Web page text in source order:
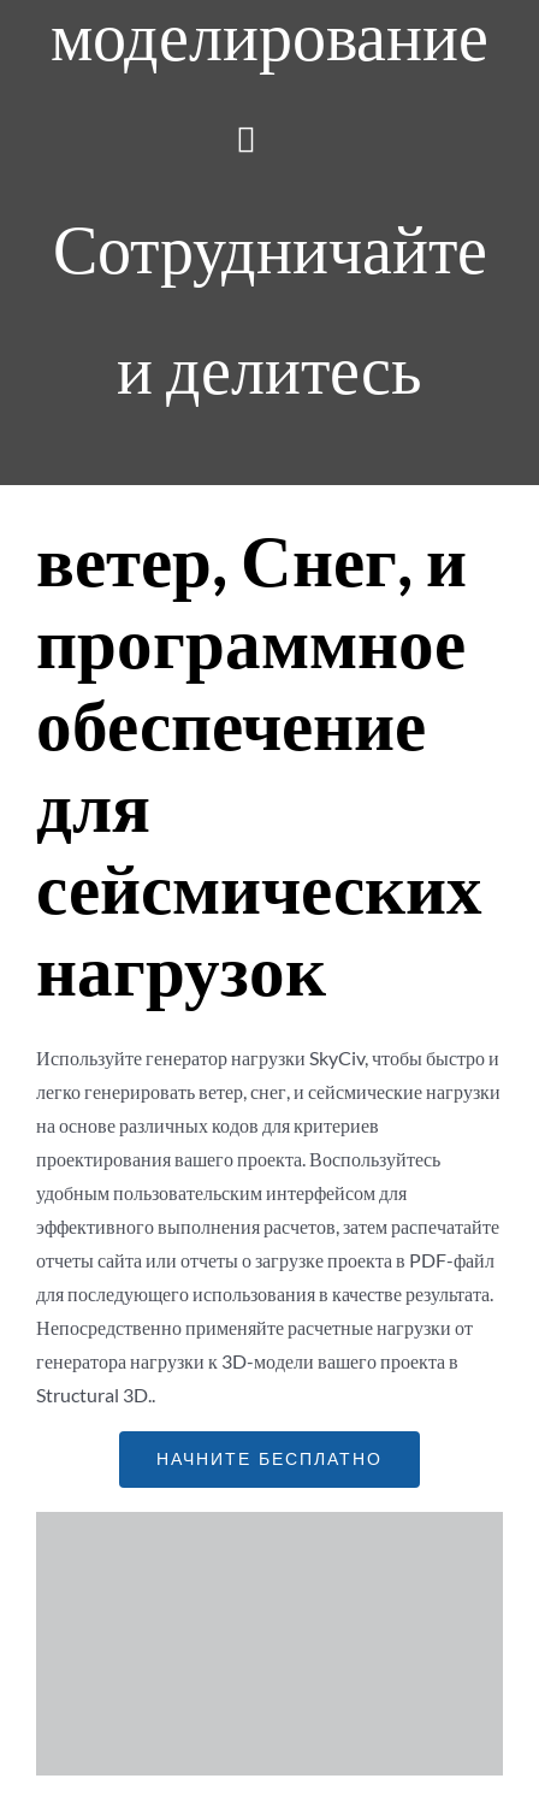
моделирование
Сотрудничайте
и делитесь
ветер, Снег, и
программное
обеспечение
для
сейсмических
нагрузок
Используйте генератор нагрузки SkyCiv, чтобы быстро и
легко генерировать ветер, снег, и сейсмические нагрузки
на основе различных кодов для критериев
проектирования вашего проекта. Воспользуйтесь
удобным пользовательским интерфейсом для
эффективного выполнения расчетов, затем распечатайте
отчеты сайта или отчеты о загрузке проекта в PDF-файл
для последующего использования в качестве результата.
Непосредственно применяйте расчетные нагрузки от
генератора нагрузки к 3D-модели вашего проекта в
Structural 3D..
НАЧНИТЕ БЕСПЛАТНО